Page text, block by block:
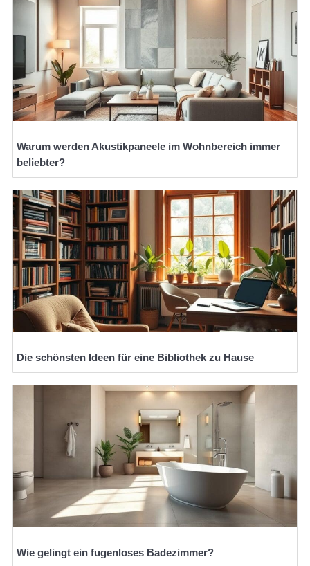
Warum werden Akustikpaneele im Wohnbereich immer
beliebter?
Die schönsten Ideen für eine Bibliothek zu Hause
Wie gelingt ein fugenloses Badezimmer?